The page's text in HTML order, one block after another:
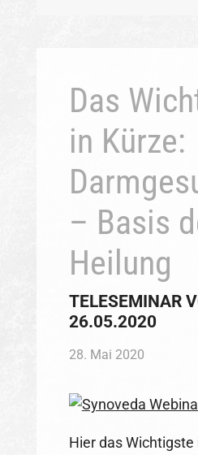
Das
in Kürze:
– Basis
Heilung
TELESEMINAR
26.05.2020
28. Mai 2020
Hier das Wichtigste